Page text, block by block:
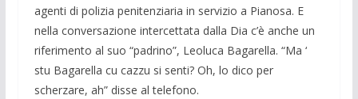
agenti di polizia penitenziaria in servizio a Pianosa. E
nella conversazione inter­cettata dalla Dia c’è anche un
riferimento al suo “padrino”, Leoluca Bagarella. “Ma ‘
stu Bagarella cu cazzu si senti? Oh, lo dico per
scherzare, ah” disse al te­lefono.